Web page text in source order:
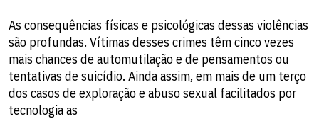
As consequências físicas e psicológicas dessas violências
são profundas. Vítimas desses crimes têm cinco vezes
mais chances de automutilação e de pensamentos ou
tentativas de suicídio. Ainda assim, em mais de um terço
dos casos de exploração e abuso sexual facilitados por
tecnologia as